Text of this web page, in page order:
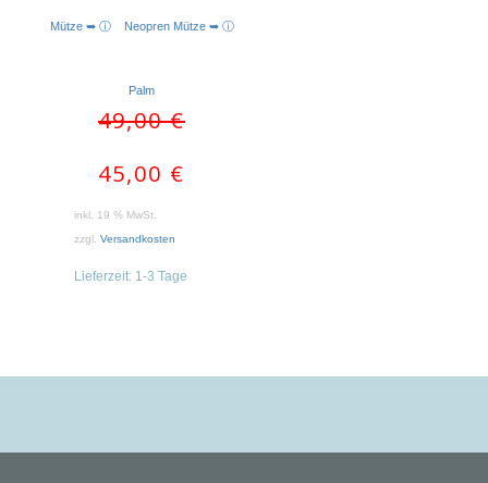
Mütze ➥ ⓘ Neopren Mütze ➥ ⓘ
Palm
49,00€
45,00 €
inkl. 19 % MwSt.
zzgl. Versandkosten
Lieferzeit: 1-3 Tage